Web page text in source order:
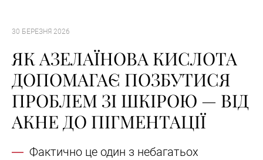
30 БЕРЕЗНЯ 2026
ЯК АЗЕЛАЇНОВА КИСЛОТА
ДОПОМАГАЄ ПОЗБУТИСЯ
ПРОБЛЕМ ЗІ ШКІРОЮ — ВІД
АКНЕ ДО ПІГМЕНТАЦІЇ
Фактично це один з небагатьох